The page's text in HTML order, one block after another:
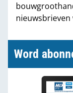
Partners
nieuwsbrieven
Word